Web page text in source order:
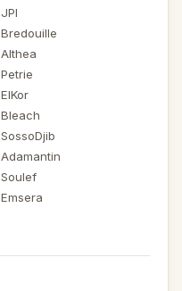
JPI
Bredouille
Althea
Petrie
ElKor
Bleach
SossoDjib
Adamantin
Soulef
Emsera